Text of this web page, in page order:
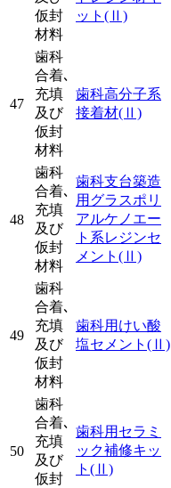
仮封
材料
ット (Ⅱ)
47
歯科
合着､
充填
及び
仮封
材料
歯科高分子系
接着材(Ⅱ)
48
歯科
合着､
充填
及び
仮封
材料
歯科支台築造
用グラスポリ
アルケノエー
ト系レジンセ
メント (Ⅱ)
49
歯科
合着､
充填
及び
仮封
材料
歯科用けい酸
塩セメント (Ⅱ)
50
歯科
合着､
充填
及び
仮封
歯科用セラミ
ック補修キッ
ト (Ⅱ)